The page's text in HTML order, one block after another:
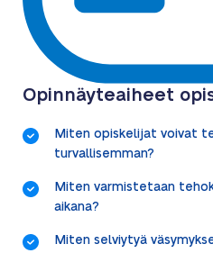
Opinnäyteaiheet
Miten opiskelijat voivat
turvallisemman?
Miten varmistetaan
aikana?
Miten selviytyä